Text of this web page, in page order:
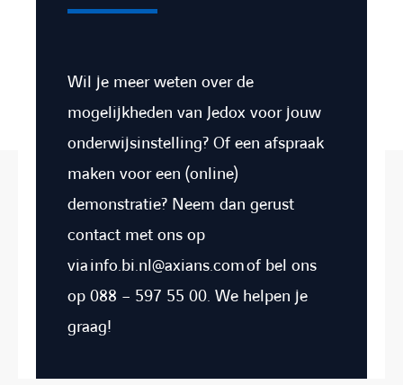
Wil je meer weten over de
mogelijkheden van Jedox voor jouw
onderwijsinstelling? Of een afspraak
maken voor een (online)
demonstratie? Neem dan gerust
contact met ons op
viainfo.bi.nl@axians.comof bel ons
op 088 – 597 55 00. We helpen je
graag!